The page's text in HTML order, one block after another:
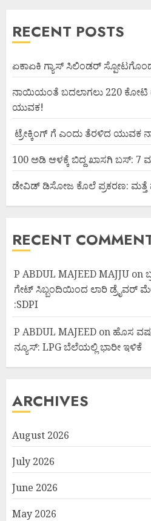
RECENT POSTS
ಏಕಾಏಕಿ ಗ್ಯಾಸ್ ಸಿಲಿಂಡರ್
ನಾಯಿಯಂತೆ ಬದಲಾಗಲು 220 ಕೋಟಿ
ಯುವಕ!
ಟ್ರೇಕ್ಕಿಂಗ್ ಗೆ ಎಂದು ತೆರಳಿದ ಯುವಕ
100 ಅಡಿ ಆಳಕ್ಕೆ ಬಿದ್ದ ಖಾಸಗಿ ಬಸ್: 7
ಡೇವಿಡ್ ಡಿಸೋಜ ಕೊಲೆ ಪ್ರಕರಣ:
RECENT
P ABDUL MAJEED MAJJU on
ಗೇಟ್ ಸಿಬ್ಬಂದಿಯಿಂದ ಲಾರಿ ಡ್ರೈವರ್
:SDPI
P ABDUL MAJEED on ಹೊಸ
ನ್ಯೂಸ್: LPG ಬೆಲೆಯಲ್ಲಿ ಭಾರೀ ಇಳಿಕೆ
ARCHIVES
August 2026
July 2026
June 2026
May 2026